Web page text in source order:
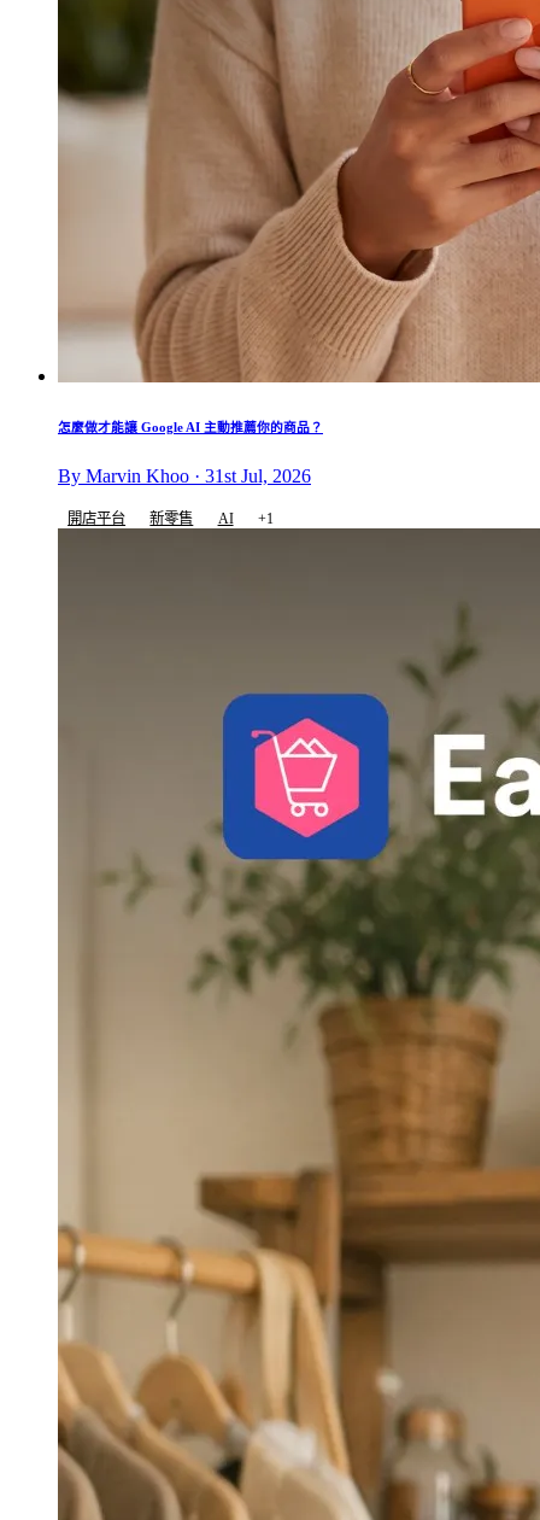
怎麼做才能讓 Google AI 主動推薦你的商品？
By Marvin Khoo · 31st Jul, 2026
開店平台 新零售 AI +1